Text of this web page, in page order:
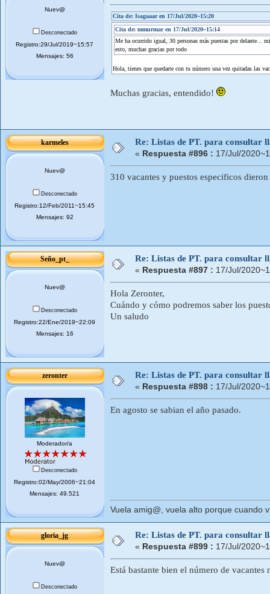
Nuev@
Desconectado
Registro:29/Jul/2019~15:57
Mensajes: 56
Cita de: Isagaaar en 17/Jul/2020~15:20
Cita de: mmurmar en 17/Jul/2020~15:14
Me ha ocurrido igual, 30 personas más puestas por delante...
esto, muchas gracias por todo
Hola, tienes que quedarte con tu número una vez quitadas las
Muchas gracias, entendido!
karmeles
Nuev@
Desconectado
Registro:12/Feb/2011~15:45
Mensajes: 92
Re: Listas de PT. para consultar
« Respuesta #896 : 17/Jul/
310 vacantes y puestos especificos
Seño_pt_
Nuev@
Desconectado
Registro:22/Ene/2019~22:09
Mensajes: 16
Re: Listas de PT. para consultar
« Respuesta #897 : 17/Jul/
Hola Zeronter,
Cuándo y cómo podremos saber los
Un saludo
zeronter
Moderador/a
Desconectado
Registro:02/May/2006~21:04
Mensajes: 49.521
Re: Listas de PT. para consultar
« Respuesta #898 : 17/Jul/
En agosto se sabian el año pasado.
Vuela amig@, vuela alto porque cuando
gloria_jg
Nuev@
Desconectado
Re: Listas de PT. para consultar
« Respuesta #899 : 17/Jul/
Está bastante bien el número de